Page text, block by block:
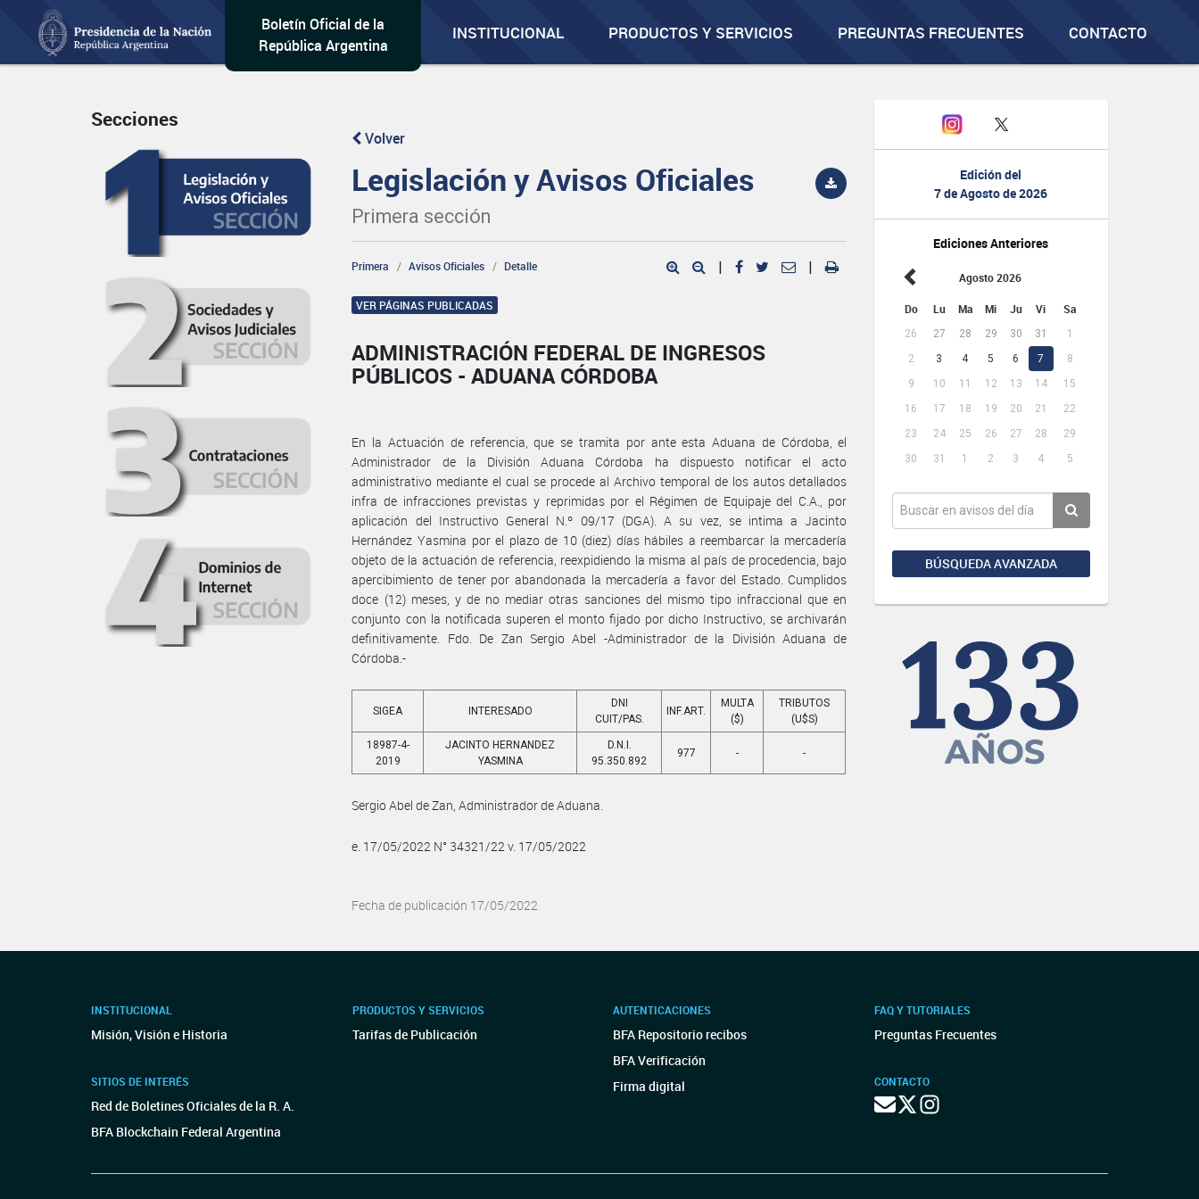
Boletín Oficial de la
República Argentina
INSTITUCIONAL PRODUCTOS Y SERVICIOS PREGUNTAS FRECUENTES CONTACTO
Edición del
7 de Agosto de 2026
Ediciones Anteriores
Agosto 2026
Do Lu Ma Mi Ju Vi Sa
26 27 28 29 30 31
1
2
3 4 5 6 7
8
9
10 11 12 13 14
15
16
17 18 19 20 21
22
23
24 25 26 27 28
29
30
31 1 2 3 4 5
BÚSQUEDA AVANZADA
Secciones
Volver
Legislación y Avisos Oficiales
Primera sección
Primera Avisos Oficiales Detalle | |
VER PÁGINAS PUBLICADAS
ADMINISTRACIÓN FEDERAL DE INGRESOS
PÚBLICOS - ADUANA CÓRDOBA
En la Actuación de referencia, que se tramita por ante esta Aduana de Córdoba, el
Administrador de la División Aduana Córdoba ha dispuesto notificar el acto
administrativo mediante el cual se procede al Archivo temporal de los autos detallados
infra de infracciones previstas y reprimidas por el Régimen de Equipaje del C.A., por
aplicación del Instructivo General N.º 09/17 (DGA). A su vez, se intima a Jacinto
Hernández Yasmina por el plazo de 10 (diez) días hábiles a reembarcar la mercadería
objeto de la actuación de referencia, reexpidiendo la misma al país de procedencia, bajo
apercibimiento de tener por abandonada la mercadería a favor del Estado. Cumplidos
doce (12) meses, y de no mediar otras sanciones del mismo tipo infraccional que en
conjunto con la notificada superen el monto fijado por dicho Instructivo, se archivarán
definitivamente. Fdo. De Zan Sergio Abel -Administrador de la División Aduana de
Córdoba.-
SIGEA INTERESADO
DNI
CUIT/PAS.
INF.ART.
MULTA
($)
TRIBUTOS
(U$S)
18987-4-
2019
JACINTO HERNANDEZ
YASMINA
D.N.I.
95.350.892
977 - -
Sergio Abel de Zan, Administrador de Aduana.
e. 17/05/2022 N° 34321/22 v. 17/05/2022
Fecha de publicación 17/05/2022
INSTITUCIONAL
Misión, Visión e Historia
SITIOS DE INTERÉS
Red de Boletines Oficiales de la R. A.
BFA Blockchain Federal Argentina
PRODUCTOS Y SERVICIOS
Tarifas de Publicación
AUTENTICACIONES
BFA Repositorio recibos
BFA Verificación
Firma digital
FAQ Y TUTORIALES
Preguntas Frecuentes
CONTACTO